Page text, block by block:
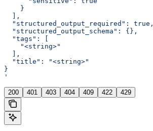
    }
  ],
  "structured_output_required": true,
  "structured_output_schema": {},
  "tags": [
    "<string>"
  ],
  "title": "<string>"
}
'
200 401 403 404 409 422 429